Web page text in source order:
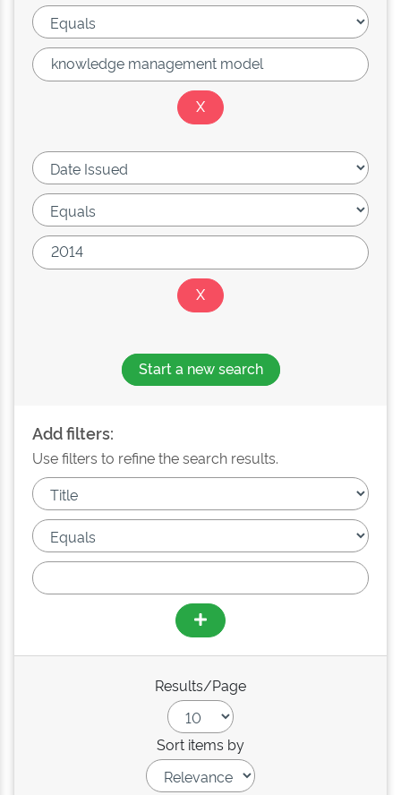
Start a new search
Add filters:
Use filters to refine the search results.
Results/Page
Sort items by